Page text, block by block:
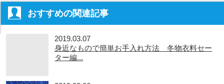
おすすめの関連記事
2019.03.07
身近なもので簡単お手入れ方法 冬物衣料セー
ター編...